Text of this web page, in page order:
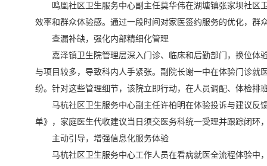
鸣凰社区卫生服务中心副主任莫华伟在湖塘镇张家坝社区
效率和群众体验感。通过一段时间对家医签约服务的优化，
查漏补缺，强化内部精细化管理
嘉泽镇卫生院管理层深入门诊、临床和后勤部门，换位体
与项目较多，导致科内人手紧张。副院长谢一中在体验门诊
纷。针对这些管理细节，该院立即行动，在人员调配、体检
马杭社区卫生服务中心副主任许柏明在体验投诉与建议反
单》，家庭医生代收建议当日须交医务科统一受理并跟踪闭
主动引导，增强信息化服务体验
马杭社区卫生服务中心工作人员在看病就医全流程体验中